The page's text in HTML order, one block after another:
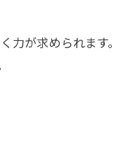
力が求められま